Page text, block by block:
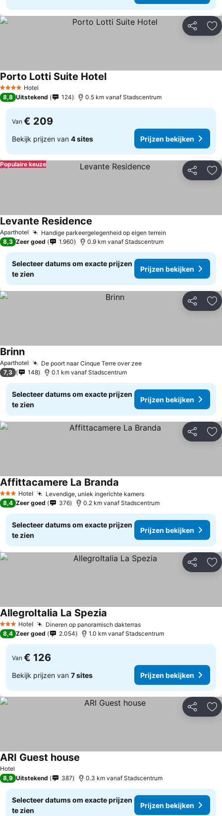
Delen
4 SterrenHotel
Porto Lotti Suite Hotel
8,8 Uitstekend 124 0.5 km vanaf Stadscentrum
Van € 209
Bekijk prijzen van 4 sites Prijzen bekijken
Delen
Populaire keuze
Aparthotel Handige parkeergelegenheid op eigen terrein
Levante Residence
8,3 Zeer goed 1.960 0.9 km vanaf Stadscentrum
Selecteer datums om exacte prijzen
te zien
Prijzen bekijken
Delen
Aparthotel De poort naar Cinque Terre over zee
Brinn
7,3 148 0.1 km vanaf Stadscentrum
Selecteer datums om exacte prijzen
te zien
Prijzen bekijken
Delen
3 SterrenHotel Levendige, uniek ingerichte kamers
Affittacamere La Branda
8,4 Zeer goed 376 0.2 km vanaf Stadscentrum
Selecteer datums om exacte prijzen
te zien
Prijzen bekijken
Delen
3 SterrenHotel Dineren op panoramisch dakterras
AllegroItalia La Spezia
8,4 Zeer goed 2.054 1.0 km vanaf Stadscentrum
Van € 126
Bekijk prijzen van 7 sites Prijzen bekijken
Delen
Hotel
ARI Guest house
8,9 Uitstekend 387 0.3 km vanaf Stadscentrum
Selecteer datums om exacte prijzen
te zien
Prijzen bekijken